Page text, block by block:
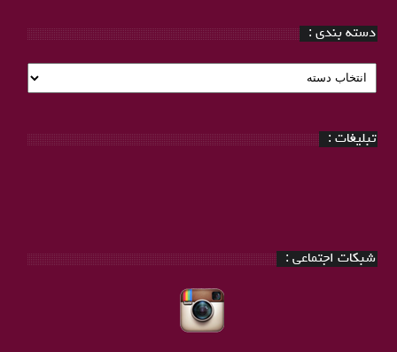
دسته بندی :
دسته
بندی
تبلیغات :
شبکات اجتماعی :